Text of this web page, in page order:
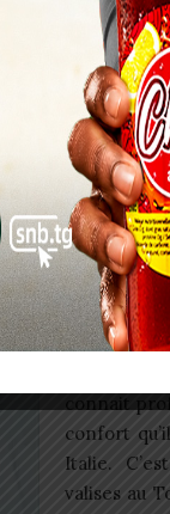
un autre
Ce fut
Kpelly a mieux
pour
gratuite
Alors
Italie, Elom
cœur, de
confort
Italie.
valises au